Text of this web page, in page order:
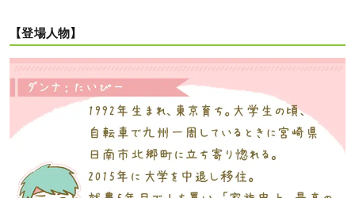
【登場人物】